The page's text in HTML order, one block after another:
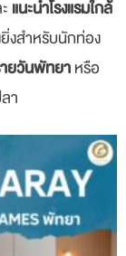
แนะนำโรงแรมใกล้
ยิ่งสำหรับนักท่อง
ยวันพัทยาหรือ
า